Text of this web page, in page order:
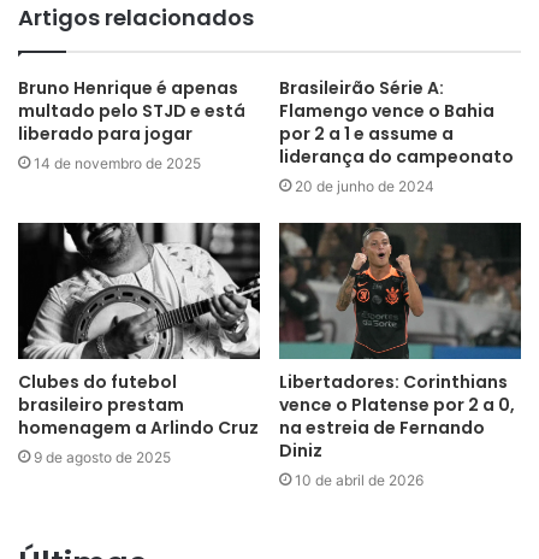
Artigos relacionados
Bruno Henrique é apenas
multado pelo STJD e está
liberado para jogar
14 de novembro de 2025
Brasileirão Série A:
Flamengo vence o Bahia
por 2 a 1 e assume a
liderança do campeonato
20 de junho de 2024
Clubes do futebol
brasileiro prestam
homenagem a Arlindo Cruz
9 de agosto de 2025
Libertadores: Corinthians
vence o Platense por 2 a 0,
na estreia de Fernando
Diniz
10 de abril de 2026